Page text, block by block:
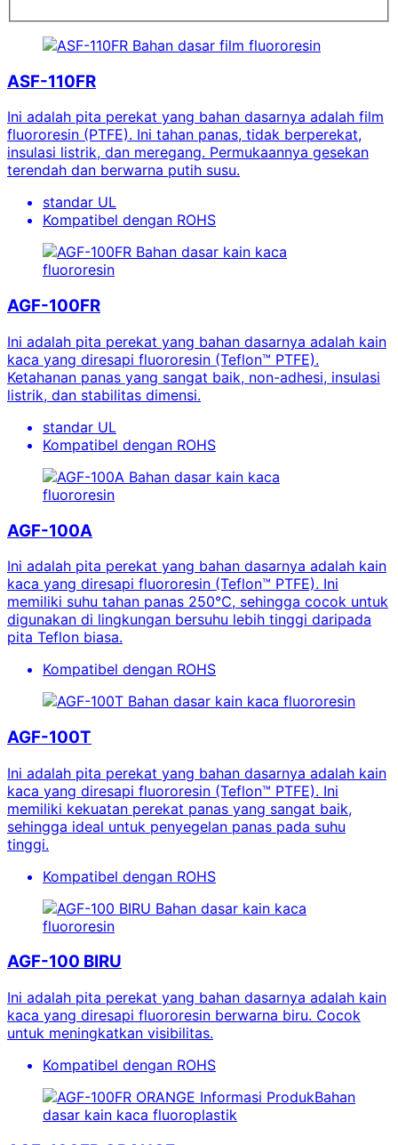
Bahan dasar film fluororesin
ASF-110FR
Ini adalah pita perekat yang bahan dasarnya adalah film
fluororesin (PTFE). Ini tahan panas, tidak berperekat,
insulasi listrik, dan meregang. Permukaannya gesekan
terendah dan berwarna putih susu.
standar UL
Kompatibel dengan ROHS
Bahan dasar kain kaca
fluororesin
AGF-100FR
Ini adalah pita perekat yang bahan dasarnya adalah kain
kaca yang diresapi fluororesin (Teflon™ PTFE).
Ketahanan panas yang sangat baik, non-adhesi, insulasi
listrik, dan stabilitas dimensi.
standar UL
Kompatibel dengan ROHS
Bahan dasar kain kaca
fluororesin
AGF-100A
Ini adalah pita perekat yang bahan dasarnya adalah kain
kaca yang diresapi fluororesin (Teflon™ PTFE). Ini
memiliki suhu tahan panas 250℃, sehingga cocok untuk
digunakan di lingkungan bersuhu lebih tinggi daripada
pita Teflon biasa.
Kompatibel dengan ROHS
Bahan dasar kain kaca fluororesin
AGF-100T
Ini adalah pita perekat yang bahan dasarnya adalah kain
kaca yang diresapi fluororesin (Teflon™ PTFE). Ini
memiliki kekuatan perekat panas yang sangat baik,
sehingga ideal untuk penyegelan panas pada suhu
tinggi.
Kompatibel dengan ROHS
Bahan dasar kain kaca
fluororesin
AGF-100 BIRU
Ini adalah pita perekat yang bahan dasarnya adalah kain
kaca yang diresapi fluororesin berwarna biru. Cocok
untuk meningkatkan visibilitas.
Kompatibel dengan ROHS
Informasi ProdukBahan
dasar kain kaca fluoroplastik